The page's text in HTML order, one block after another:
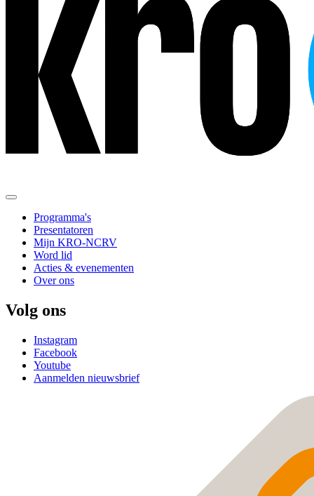
Programma's
Presentatoren
Mijn KRO-NCRV
Word lid
Acties & evenementen
Over ons
Volg ons
Instagram
Facebook
Youtube
Aanmelden nieuwsbrief